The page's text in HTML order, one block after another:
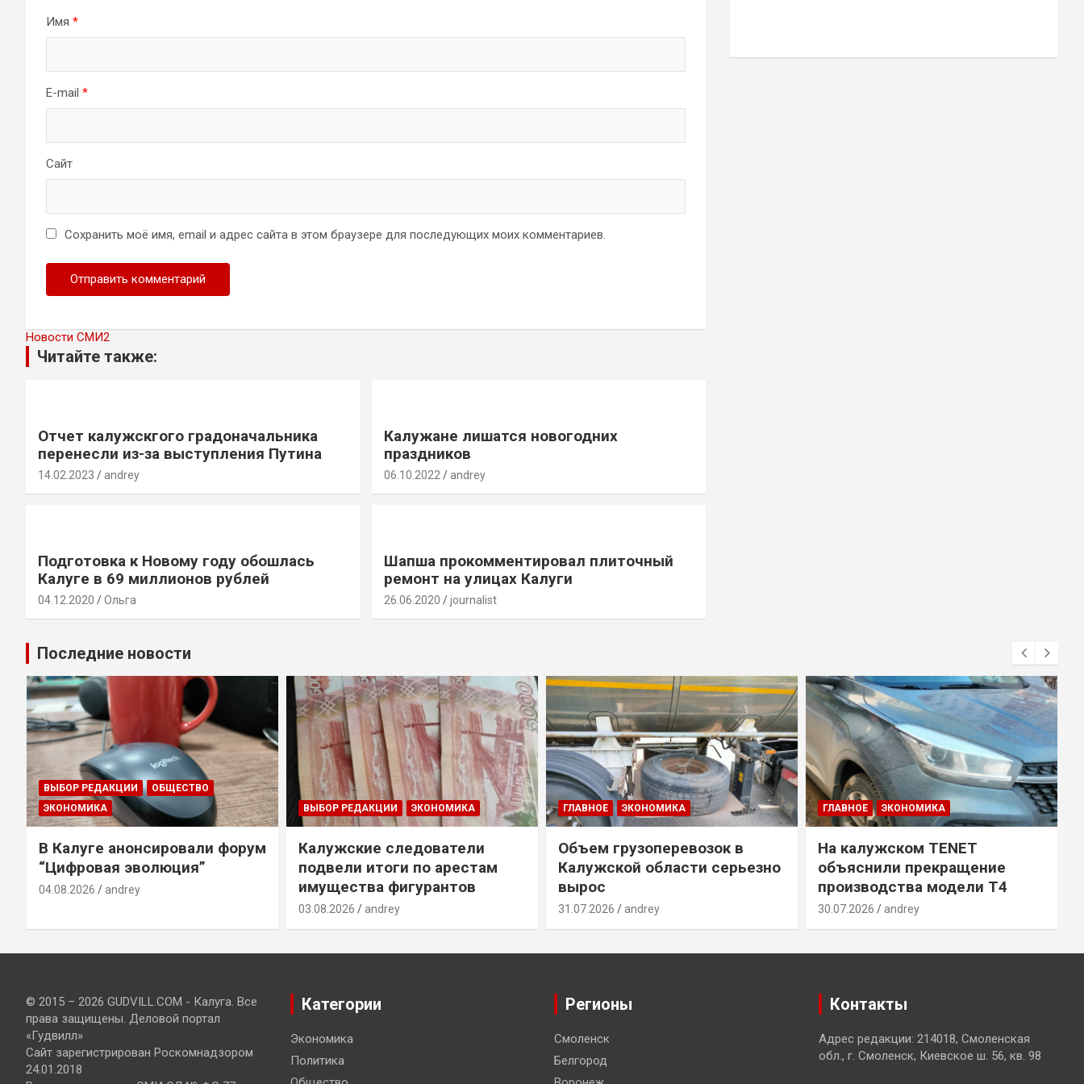
Имя *
E-mail *
Сайт
Сохранить моё имя, email и адрес сайта в этом браузере для последующих моих комментариев.
Новости СМИ2
Читайте также:
Отчет калужскгого градоначальника
перенесли из-за выступления Путина
14.02.2023 andrey
Калужане лишатся новогодних
праздников
06.10.2022 andrey
Подготовка к Новому году обошлась
Калуге в 69 миллионов рублей
04.12.2020 Ольга
Шапша прокомментировал плиточный
ремонт на улицах Калуги
26.06.2020 journalist
Последние новости
ВЫБОР РЕДАКЦИИ
ОБЩЕСТВО
ЭКОНОМИКА
В Калуге анонсировали форум
“Цифровая эволюция”
04.08.2026 andrey
ВЫБОР РЕДАКЦИИ ЭКОНОМИКА
Калужские следователи
подвели итоги по арестам
имущества фигурантов
03.08.2026 andrey
ГЛАВНОЕ ЭКОНОМИКА
Объем грузоперевозок в
Калужской области серьезно
вырос
31.07.2026 andrey
ГЛАВНОЕ ЭКОНОМИКА
На калужском TENET
объяснили прекращение
производства модели T4
30.07.2026 andrey
© 2015 – 2026 GUDVILL.COM - Калуга. Все
права защищены. Деловой портал
«Гудвилл»
Сайт зарегистрирован Роскомнадзором
24.01.2018
Категории
Экономика
Политика
Регионы
Смоленск
Белгород
Контакты
Адрес редакции: 214018, Смоленская
обл., г. Смоленск, Киевское ш. 56, кв. 98